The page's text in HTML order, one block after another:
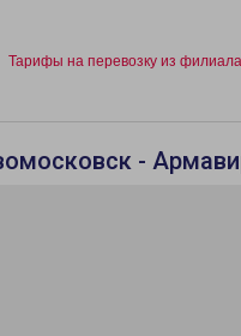
Тарифы на перевозку из филиала
-